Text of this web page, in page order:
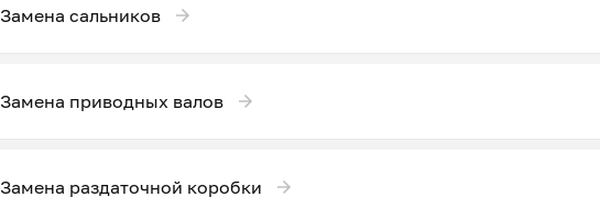
Замена сальников
Замена приводных валов
Замена раздаточной коробки